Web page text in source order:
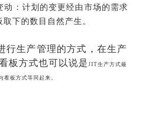
动：计划的变更经由市场的需求
下的数目自然产生。
行生产管理的方式，在生产
板方式也可以说是 JIT生产方式最
板方式等同起来。